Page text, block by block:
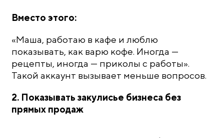
Вместо этого:
«Маша, работаю в кафе и люблю
показывать, как варю кофе. Иногда —
рецепты, иногда — приколы с работы».
Такой аккаунт вызывает меньше вопросов.
2. Показывать закулисье бизнеса без
прямых продаж